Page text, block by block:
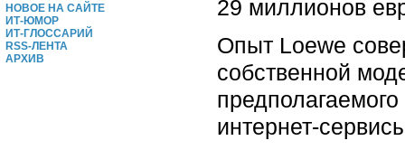
НОВОЕ НА САЙТЕ
ИТ-ЮМОР
ИТ-ГЛОССАРИЙ
RSS-ЛЕНТА
АРХИВ
29 миллионов
Опыт Loewe
собственной
интернет-